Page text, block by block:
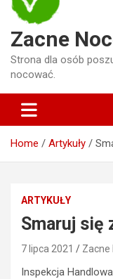
Zacne
Strona dla osób
nocować.
Home Artykuły
ARTYKUŁY
Smaruj się
7 lipca 2021 Zacne
Inspekcja